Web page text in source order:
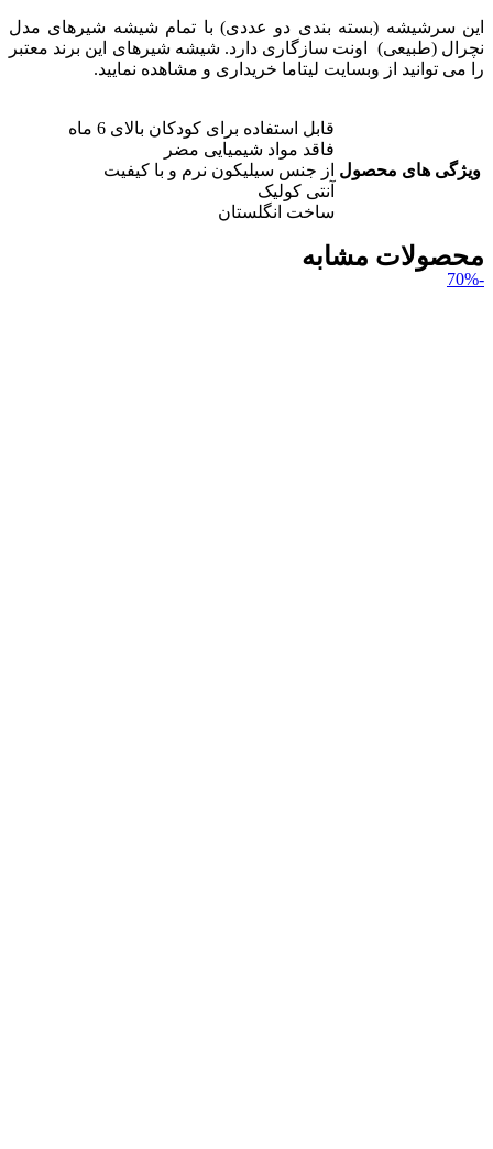
این سرشیشه (بسته بندی دو عددی) با تمام شیشه شیرهای مدل
نچرال (طبیعی) اونت سازگاری دارد. شیشه شیرهای این برند معتبر
را می توانید از وبسایت لیتاما خریداری و مشاهده نمایید.
ویژگی های محصول
قابل استفاده برای کودکان بالای 6 ماه
فاقد مواد شیمیایی مضر
از جنس سیلیکون نرم و با کیفیت
آنتی کولیک
ساخت انگلستان
محصولات مشابه
-70%